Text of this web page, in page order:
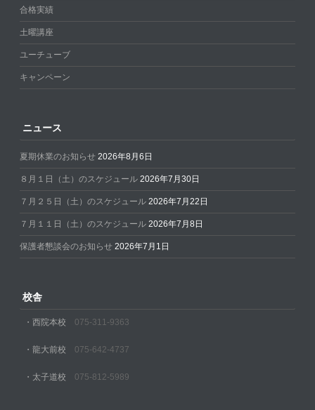
合格実績
土曜講座
ユーチューブ
キャンペーン
ニュース
夏期休業のお知らせ 2026年8月6日
８月１日（土）のスケジュール 2026年7月30日
７月２５日（土）のスケジュール 2026年7月22日
７月１１日（土）のスケジュール 2026年7月8日
保護者懇談会のお知らせ 2026年7月1日
校舎
・西院本校 075-311-9363
・龍大前校 075-642-4737
・太子道校 075-812-5989